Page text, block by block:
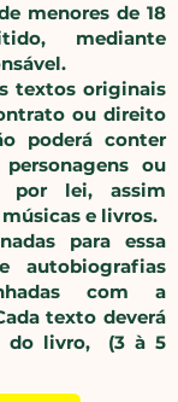
menores de 18
mediante
textos originais
ou direito
poderá conter
ou
por lei, assim
e livros.
para essa
autobiografias
com a
texto deverá
do livro, (3 à 5